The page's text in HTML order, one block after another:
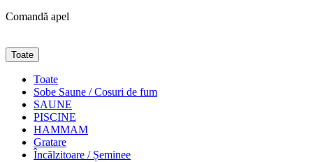
Comandă apel
Toate
Toate
Sobe Saune / Cosuri de fum
SAUNE
PISCINE
HAMMAM
Gratare
Încălzitoare / Șeminee